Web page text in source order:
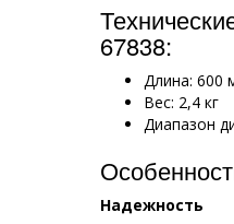
67838:
Длина: 600
Вес: 2,4 кг
Диапазон
Надежность